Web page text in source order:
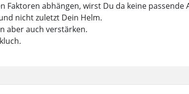
Faktoren abhängen, wirst Du da keine
nicht zuletzt Dein Helm.
aber auch verstärken.